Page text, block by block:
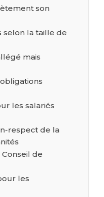
son
selon la taille de
mais
les salariés
respect de la
de
les